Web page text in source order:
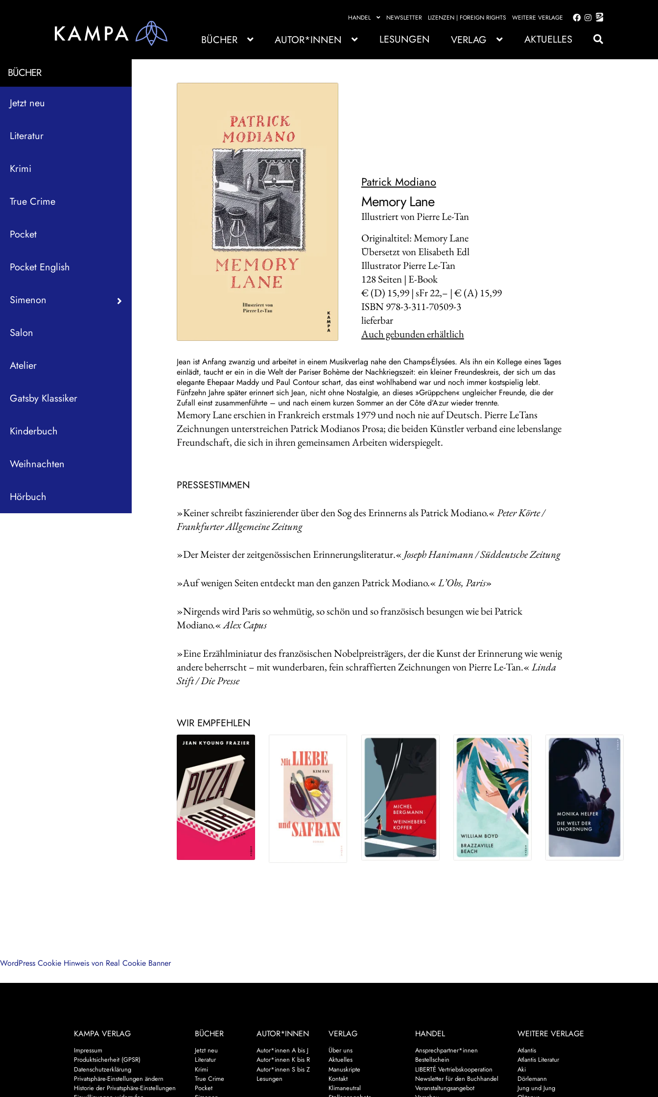
HANDEL NEWSLETTER LIZENZEN | FOREIGN RIGHTS WEITERE VERLAGE
Zur
springen
Zum
springen
BÜCHER AUTOR*INNEN LESUNGEN VERLAG AKTUELLES
BÜCHER
Jetzt neu
Literatur
Krimi
True Crime
Pocket
Pocket English
Simenon
Salon
Atelier
Gatsby Klassiker
Kinderbuch
Weihnachten
Hörbuch
Patrick Modiano
Memory Lane
Illustriert von Pierre Le-Tan
Originaltitel: Memory Lane
Übersetzt von Elisabeth Edl
Illustrator Pierre Le-Tan
128Seiten | E-Book
€ (D) 15,99 | sFr 22,– | € (A) 15,99
ISBN 978-3-311-70509-3
lieferbar
Auch gebunden erhältlich
Jean ist Anfang zwanzig und arbeitet in einem Musikverlag nahe den Champs-­Élysées. Als ihn ein Kollege eines Tages
einlädt, taucht er ein in die Welt der Pariser Bohème der Nachkriegszeit: ein kleiner Freundeskreis, der sich um das
elegante Ehepaar Maddy und Paul Contour schart, das einst wohlhabend war und noch immer kostspielig lebt.
Fünfzehn Jahre später erinnert sich Jean, nicht ohne Nostalgie, an dieses »Grüppchen« ungleicher Freunde, die der
Zufall einst zusammenführte – und nach einem kurzen Sommer an der Côte d’Azur wieder trennte.
Memory Lane erschien in Frankreich erstmals 1979 und noch nie auf Deutsch. Pierre Le­Tans
Zeichnungen unterstreichen Patrick Modianos Prosa; die beiden Künstler verband eine lebenslange
Freundschaft, die sich in ihren gemeinsamen Arbeiten widerspiegelt.
PRESSESTIMMEN
»Keiner schreibt faszinierender über den Sog des Erinnerns als Patrick Modiano.«Peter Körte /
Frankfurter Allgemeine Zeitung
»Der Meister der zeitgenössischen Erinnerungsliteratur.« Joseph Hanimann / Süddeutsche Zeitung
»Auf wenigen Seiten entdeckt man den ganzen Patrick Modiano.«L’Obs, Paris»
»Nirgends wird Paris so wehmütig, so schön und so französisch besungen wie bei Patrick
Modiano.«Alex Capus
»Eine Erzählminiatur des französischen Nobelpreisträgers, der die Kunst der Erinnerung wie wenig
andere beherrscht – mit wunderbaren, fein schraffierten Zeichnungen von Pierre Le-Tan.«Linda
Stift / Die Presse
WIR EMPFEHLEN
KAMPA VERLAG
Impressum
Produktsicherheit (GPSR)
Datenschutzerklärung
Privatsphäre-Einstellungen ändern
Historie der Privatsphäre-Einstellungen
BÜCHER
Jetzt neu
Literatur
Krimi
True Crime
Pocket
AUTOR*INNEN
Autor*innen A bis J
Autor*innen K bis R
Autor*innen S bis Z
Lesungen
VERLAG
Über uns
Aktuelles
Manuskripte
Kontakt
Klimaneutral
HANDEL
Ansprechpartner*innen
Bestellschein
LIBERTÉ Vertriebskooperation
Newsletter für den Buchhandel
Veranstaltungsangebot
WEITERE VERLAGE
Atlantis
Atlantis Literatur
Aki
Dörlemann
Jung und Jung
WordPress Cookie Hinweis von Real Cookie Banner